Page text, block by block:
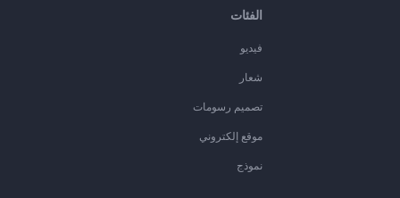
الفئات
فيديو
شعار
تصميم رسومات
موقع إلكتروني
نموذج